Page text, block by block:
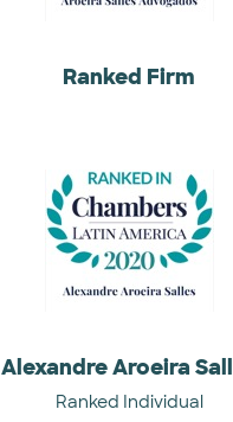
Ranked Firm
Alexandre Aroeira
Ranked Individual